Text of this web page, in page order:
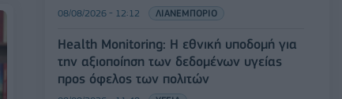
08/08/2026 - 12:12 ΛΙΑΝΕΜΠΟΡΙΟ
Health Monitoring: Η εθνική υποδομή για
την αξιοποίηση των δεδομένων υγείας
προς όφελος των πολιτών